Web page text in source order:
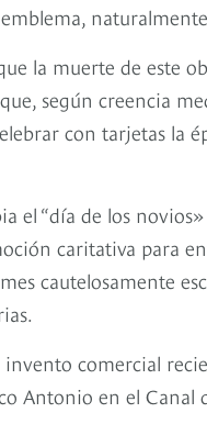
la muerte de este
según creencia
con tarjetas la
el “día de los
caritativa para
cautelosamente
invento comercial
Antonio en el Canal